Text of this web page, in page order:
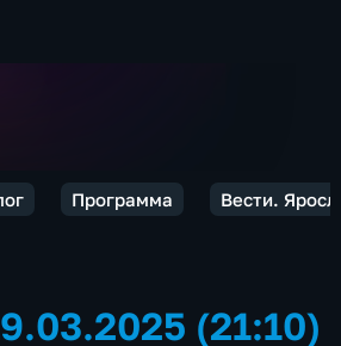
Программа Вести.
(21:10)